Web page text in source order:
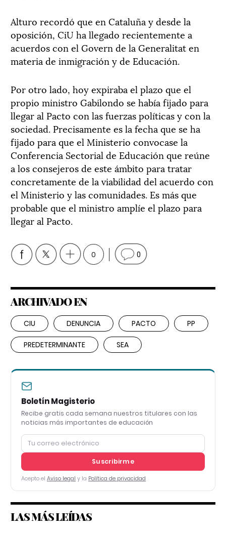
Alturo recordó que en Cataluña y desde la
oposición, CiU ha llegado recientemente a
acuerdos con el Govern de la Generalitat en
materia de inmigración y de Educación.
Por otro lado, hoy expiraba el plazo que el
propio ministro Gabilondo se había fijado para
llegar al Pacto con las fuerzas políticas y con la
sociedad. Precisamente es la fecha que se ha
fijado para que el Ministerio convocase la
Conferencia Sectorial de Educación que reúne
a los consejeros de este ámbito para tratar
concretamente de la viabilidad del acuerdo con
el Ministerio y las comunidades. Es más que
probable que el ministro amplíe el plazo para
llegar al Pacto.
0 0
ARCHIVADO EN
CIU DENUNCIA PACTO PP
PREDETERMINANTE SEA
Boletín Magisterio
Recibe gratis cada semana nuestros titulares con las
noticias más importantes de educación
Suscribirme
Acepto el Aviso legal y la Política de privacidad
LAS MÁS LEÍDAS